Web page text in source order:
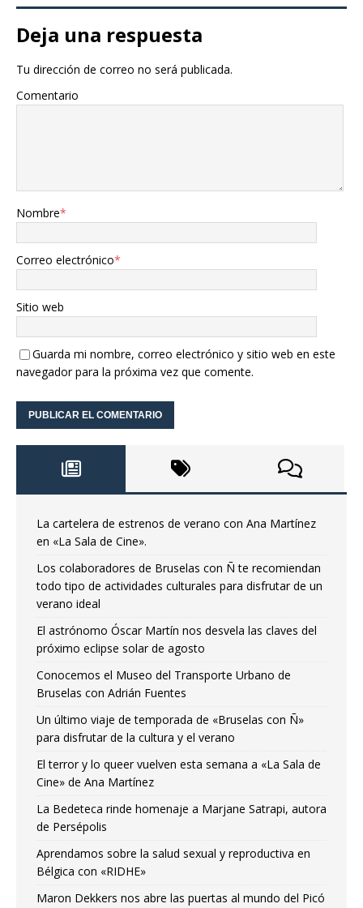
Deja una respuesta
Tu dirección de correo no será publicada.
Comentario
Nombre*
Correo electrónico*
Sitio web
Guarda mi nombre, correo electrónico y sitio web en este
navegador para la próxima vez que comente.
La cartelera de estrenos de verano con Ana Martínez
en «La Sala de Cine».
Los colaboradores de Bruselas con Ñ te recomiendan
todo tipo de actividades culturales para disfrutar de un
verano ideal
El astrónomo Óscar Martín nos desvela las claves del
próximo eclipse solar de agosto
Conocemos el Museo del Transporte Urbano de
Bruselas con Adrián Fuentes
Un último viaje de temporada de «Bruselas con Ñ»
para disfrutar de la cultura y el verano
El terror y lo queer vuelven esta semana a «La Sala de
Cine» de Ana Martínez
La Bedeteca rinde homenaje a Marjane Satrapi, autora
de Persépolis
Aprendamos sobre la salud sexual y reproductiva en
Bélgica con «RIDHE»
Maron Dekkers nos abre las puertas al mundo del Picó